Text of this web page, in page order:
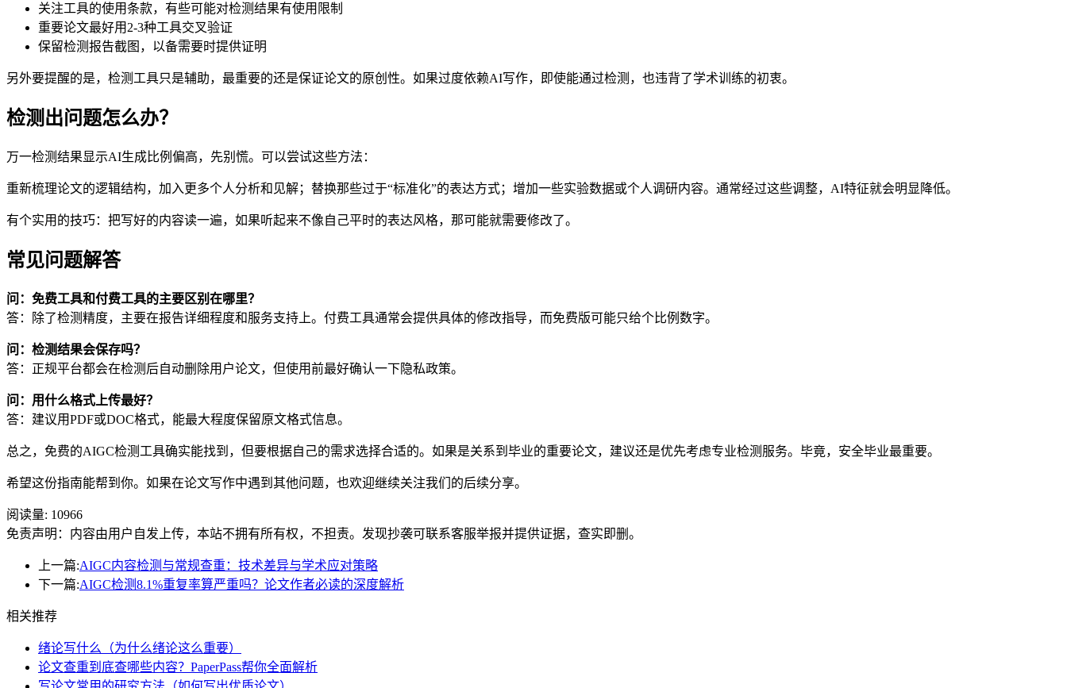
关注工具的使用条款，有些可能对检测结果有使用限制
重要论文最好用2-3种工具交叉验证
保留检测报告截图，以备需要时提供证明
另外要提醒的是，检测工具只是辅助，最重要的还是保证论文的原创性。如果过度依赖AI写作，即使能通过检测，也违背了学术训练的初衷。
检测出问题怎么办？
万一检测结果显示AI生成比例偏高，先别慌。可以尝试这些方法：
重新梳理论文的逻辑结构，加入更多个人分析和见解；替换那些过于“标准化”的表达方式；增加一些实验数据或个人调研内容。通常经过这些调整，AI特征就会明显降低。
有个实用的技巧：把写好的内容读一遍，如果听起来不像自己平时的表达风格，那可能就需要修改了。
常见问题解答
问：免费工具和付费工具的主要区别在哪里？
答：除了检测精度，主要在报告详细程度和服务支持上。付费工具通常会提供具体的修改指导，而免费版可能只给个比例数字。
问：检测结果会保存吗？
答：正规平台都会在检测后自动删除用户论文，但使用前最好确认一下隐私政策。
问：用什么格式上传最好？
答：建议用PDF或DOC格式，能最大程度保留原文格式信息。
总之，免费的AIGC检测工具确实能找到，但要根据自己的需求选择合适的。如果是关系到毕业的重要论文，建议还是优先考虑专业检测服务。毕竟，安全毕业最重要。
希望这份指南能帮到你。如果在论文写作中遇到其他问题，也欢迎继续关注我们的后续分享。
阅读量: 10966
免责声明：内容由用户自发上传，本站不拥有所有权，不担责。发现抄袭可联系客服举报并提供证据，查实即删。
上一篇:AIGC内容检测与常规查重：技术差异与学术应对策略
下一篇:AIGC检测8.1%重复率算严重吗？论文作者必读的深度解析
相关推荐
绪论写什么（为什么绪论这么重要）
论文查重到底查哪些内容？PaperPass帮你全面解析